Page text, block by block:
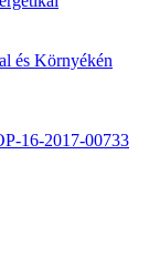
és Környékén
16-2017-00733